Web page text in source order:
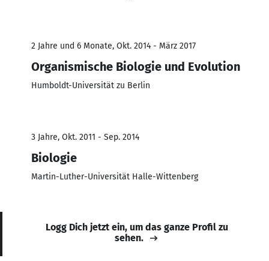
2 Jahre und 6 Monate, Okt. 2014 - März 2017
Organismische Biologie und Evolution
Humboldt-Universität zu Berlin
3 Jahre, Okt. 2011 - Sep. 2014
Biologie
Martin-Luther-Universität Halle-Wittenberg
Logg Dich jetzt ein, um das ganze Profil zu
sehen.